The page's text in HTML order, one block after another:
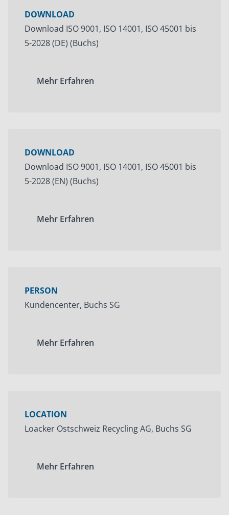
DOWNLOAD
Download ISO 9001, ISO 14001, ISO 45001 bis
5-2028 (DE) (Buchs)
Mehr Erfahren
DOWNLOAD
Download ISO 9001, ISO 14001, ISO 45001 bis
5-2028 (EN) (Buchs)
Mehr Erfahren
PERSON
Kundencenter, Buchs SG
Mehr Erfahren
LOCATION
Loacker Ostschweiz Recycling AG, Buchs SG
Mehr Erfahren